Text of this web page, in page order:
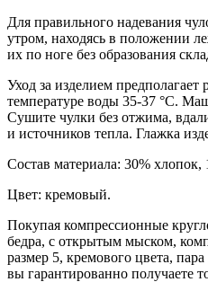
Для правильного надевания
утром, находясь в положении
их по ноге без образования
Уход за изделием
температуре воды 35-37 °C.
Сушите чулки без отжима,
и источников тепла. Глажка
Состав материала: 30%
Цвет: кремовый.
Покупая компрессионные
бедра, с открытым мыском,
размер 5, кремового цвета,
вы гарантированно получаете